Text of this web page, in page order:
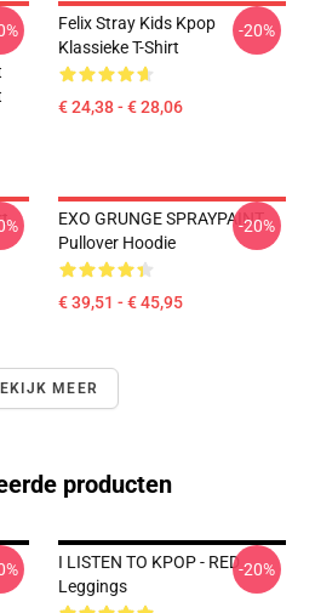
Felix Stray Kids Kpop
Klassieke T-Shirt
€ 24,38 - € 28,06
-20%
EXO GRUNGE SPRAYPAINT
Pullover Hoodie
€ 39,51 - € 45,95
-20%
MEER
producten
I LISTEN TO KPOP - RED
Leggings
-20%